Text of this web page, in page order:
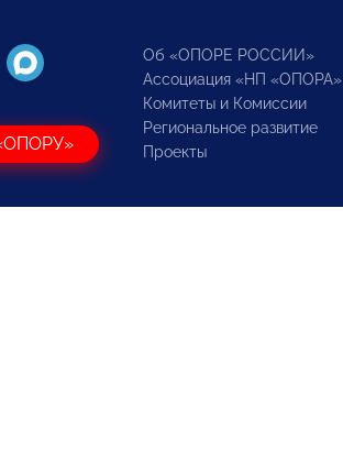
Об «ОПОРЕ РОССИИ»
Ассоциация «НП «ОПОРА»
Комитеты и Комиссии
Региональное развитие
Проекты